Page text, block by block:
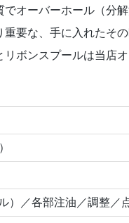
オーバーホール（分
要な、手に入れたそ
ボンスプールは当店
）／各部注油／調整／